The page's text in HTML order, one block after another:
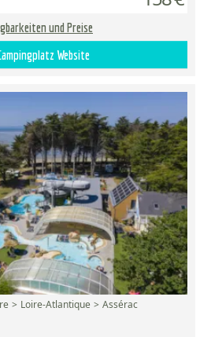
und Preise
Website
Loire-Atlantique
Assérac